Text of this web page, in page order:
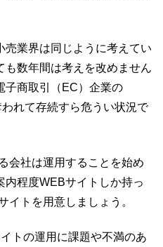
売業界は同じように考えてい
も数年間は考えを改めません
子商取引（EC）企業の
れて存続すら危うい状況で
会社は運用することを始め
内程度WEBサイトしか持っ
イトを用意しましょう。
トの運用に課題や不満のあ